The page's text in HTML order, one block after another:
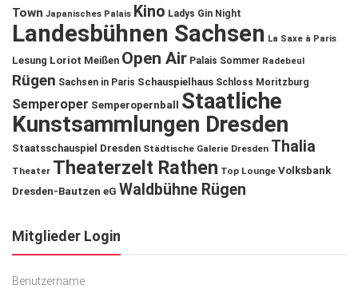
Town Japanisches Palais Kino Ladys Gin Night
Landesbühnen Sachsen La Saxe à Paris
Lesung Loriot Meißen Open Air Palais Sommer Radebeul
Rügen Sachsen in Paris Schauspielhaus Schloss Moritzburg
Semperoper Semperopernball
Staatliche
Kunstsammlungen Dresden
Staatsschauspiel Dresden Städtische Galerie Dresden Thalia
Theater Theaterzelt Rathen Top Lounge Volksbank
Dresden-Bautzen eG Waldbühne Rügen
Mitglieder Login
Benutzername